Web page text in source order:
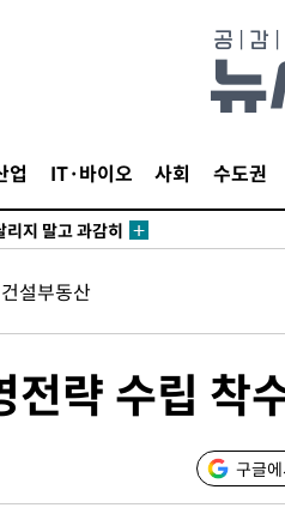
업 IT·바이오 사회 수도권
교수…이병태
2개월 10.3만개
지 말고 과감히
보로 하향
특별재난지역 선
날씨]
단
2무'
건설부동산
략 수립 착
구글